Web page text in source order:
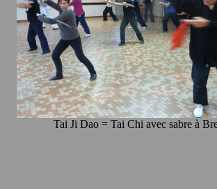
Tai Ji Dao = Tai Chi avec sabre à